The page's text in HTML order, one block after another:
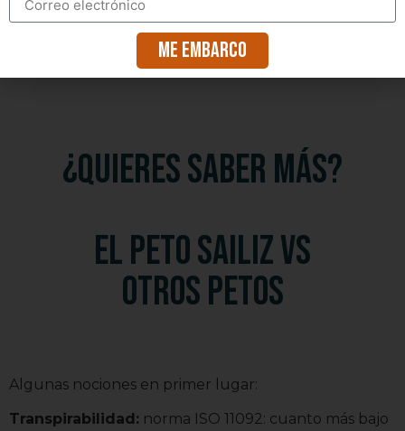
¿Quieres saber más?
El peto Sailiz vs
otros petos
Algunas nociones en primer lugar:
Transpirabilidad: norma ISO 11092: cuanto más bajo
Me embarco